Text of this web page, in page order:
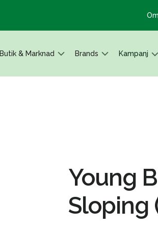
Butik & Marknad Brands Kampanj
Young
Sloping